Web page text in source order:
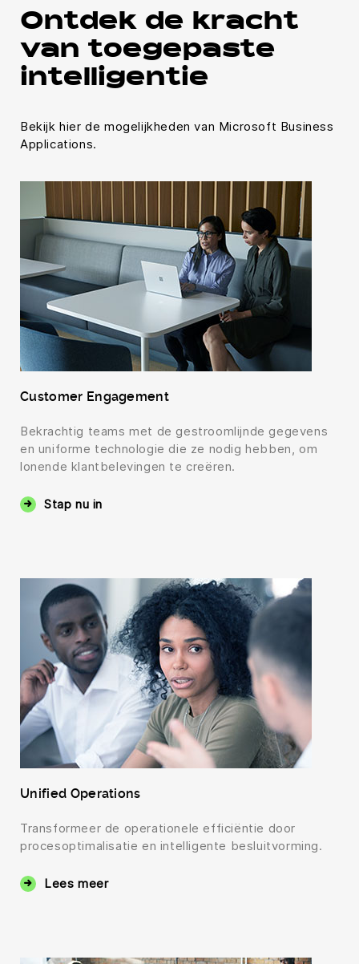
Ontdek de kracht
van toegepaste
intelligentie
Bekijk hier de mogelijkheden van Microsoft Business
Applications.
Customer Engagement
Bekrachtig teams met de gestroomlijnde gegevens
en uniforme technologie die ze nodig hebben, om
lonende klantbelevingen te creëren.
Stap nu in
Unified Operations
Transformeer de operationele efficiëntie door
procesoptimalisatie en intelligente besluitvorming.
Lees meer